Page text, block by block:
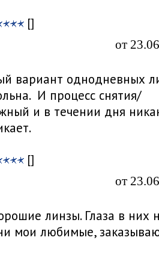
[]
от
вариант однодневных
И процесс снятия/
и в течении дня
[]
от
линзы. Глаза в них
мои любимые,